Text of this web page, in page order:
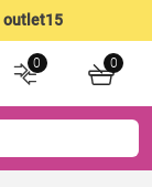
outlet15
0 0